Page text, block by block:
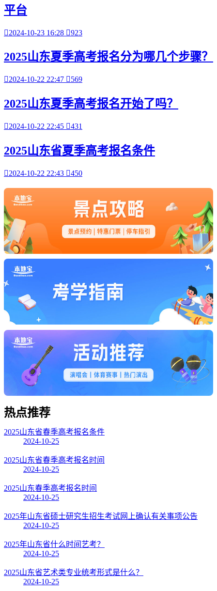
平台
2024-10-23 16:28 923
2025山东夏季高考报名分为哪几个步骤？
2024-10-22 22:47 569
2025山东夏季高考报名开始了吗？
2024-10-22 22:45 431
2025山东省夏季高考报名条件
2024-10-22 22:43 450
热点推荐
2025山东省春季高考报名条件
2024-10-25
2025山东省春季高考报名时间
2024-10-25
2025山东春季高考报名时间
2024-10-25
2025年山东省硕士研究生招生考试网上确认有关事项公告
2024-10-25
2025年山东省什么时间艺考？
2024-10-25
2025山东省艺术类专业统考形式是什么？
2024-10-25